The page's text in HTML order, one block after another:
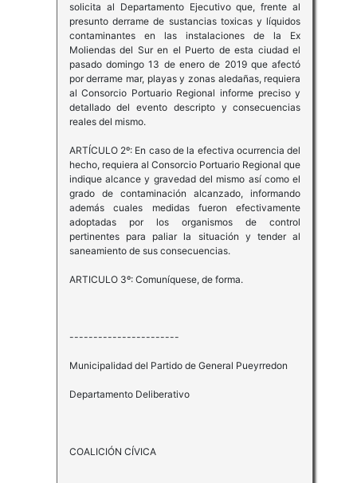
solicita al Departamento Ejecutivo que, frente al
presunto derrame de sustancias toxicas y líquidos
contaminantes en las instalaciones de la Ex
Moliendas del Sur en el Puerto de esta ciudad el
pasado domingo 13 de enero de 2019 que afectó
por derrame mar, playas y zonas aledañas, requiera
al Consorcio Portuario Regional informe preciso y
detallado del evento descripto y consecuencias
reales del mismo.
ARTÍCULO 2º: En caso de la efectiva ocurrencia del
hecho, requiera al Consorcio Portuario Regional que
indique alcance y gravedad del mismo así como el
grado de contaminación alcanzado, informando
además cuales medidas fueron efectivamente
adoptadas por los organismos de control
pertinentes para paliar la situación y tender al
saneamiento de sus consecuencias.
ARTICULO 3º: Comuníquese, de forma.
-----------------------
Municipalidad del Partido de General Pueyrredon
Departamento Deliberativo
COALICIÓN CÍVICA